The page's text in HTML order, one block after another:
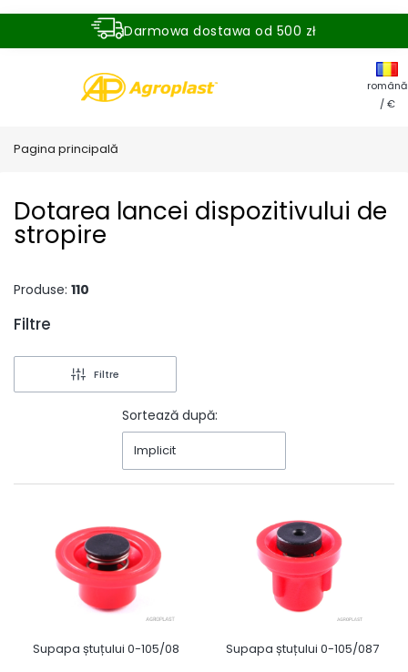
Darmowa dostawa od 500 zł
română
/ €
Pagina principală
Dotarea lancei dispozitivului de
stropire
Produse: 110
Filtre
End of filters
Filtre
Sortează după:
Implicit
Supapa ștuțului 0-105/08 Supapa ștuțului 0-105/087